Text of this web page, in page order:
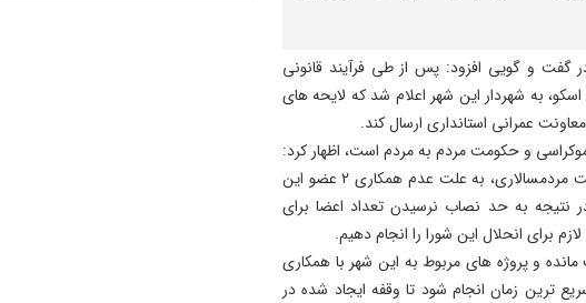
گفت و گویی افزود: پس از طی فرآیند قانونی
به شهردار این شهر اعلام شد که لایحه های
عمرانی استانداری ارسال کند.
و حکومت مردم به مردم است، اظهار کرد:
با وجود تلاش فرمانداری برای حفظ این زیرساخت مردمسالاری، به علت عدم همکاری ۲ عضو این
نتیجه به حد نصاب نرسیدن تعداد اعضا برای
برای انحلال این شورا را انجام دهیم.
و پروژه های مربوط به این شهر با همکاری
ترین زمان انجام شود تا وقفه ایجاد شده در